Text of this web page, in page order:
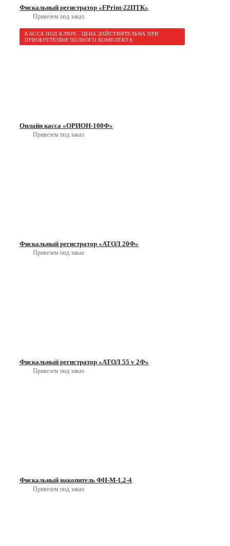
Фискальный регистратор «FPrint-22ПТК»
Привезем под заказ
КАССА ПОД КЛЮЧ . ЦЕНА ДЕЙСТВИТЕЛЬНА ПРИ
ПРИОБРЕТЕНИИ ПОЛНОГО КОМПЛЕКТА
Онлайн касса «ОРИОН-100Ф»
Привезем под заказ
Фискальный регистратор «АТОЛ 20Ф»
Привезем под заказ
Фискальный регистратор «АТОЛ 55 v 2Ф»
Привезем под заказ
Фискальный накопитель ФН-М-1.2-4
Привезем под заказ